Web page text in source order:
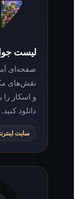
لیست جوایز
صفحه‌ای آماده
نقش‌های مکمل و نوع
و اسکار را بررسی و
سایت اینترنتی